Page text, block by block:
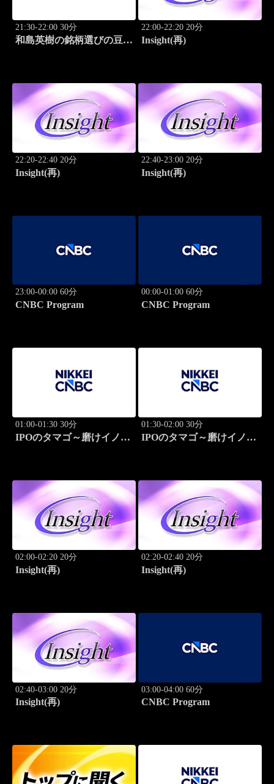
21:30-22:00 30分
和島英樹の銘柄選びの豆知
22:00-22:20 20分
Insight(再)
22:20-22:40 20分
Insight(再)
22:40-23:00 20分
Insight(再)
23:00-00:00 60分
CNBC Program
00:00-01:00 60分
CNBC Program
01:00-01:30 30分
IPOのタマゴ～磨けイノベ
01:30-02:00 30分
IPOのタマゴ～磨けイノベ
02:00-02:20 20分
Insight(再)
02:20-02:40 20分
Insight(再)
02:40-03:00 20分
Insight(再)
03:00-04:00 60分
CNBC Program